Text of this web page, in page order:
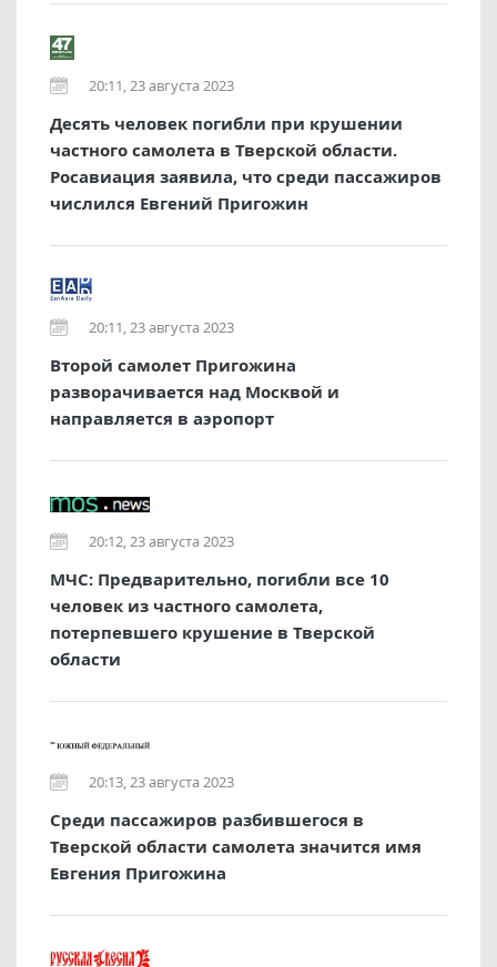
20:11, 23 августа 2023
Десять человек погибли при крушении
частного самолета в Тверской области.
Росавиация заявила, что среди пассажиров
числился Евгений Пригожин
20:11, 23 августа 2023
Второй самолет Пригожина
разворачивается над Москвой и
направляется в аэропорт
20:12, 23 августа 2023
МЧС: Предварительно, погибли все 10
человек из частного самолета,
потерпевшего крушение в Тверской
области
20:13, 23 августа 2023
Среди пассажиров разбившегося в
Тверской области самолета значится имя
Евгения Пригожина